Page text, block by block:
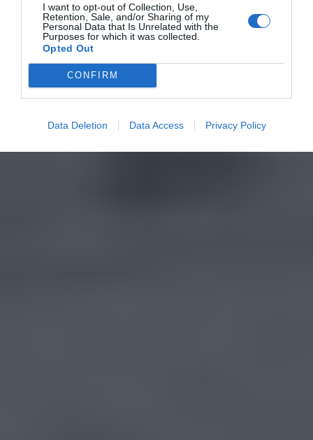
I want to opt-out of Collection, Use,
Retention, Sale, and/or Sharing of my
Personal Data that Is Unrelated with the
Purposes for which it was collected.
Opted Out
CONFIRM
Data Deletion Data Access Privacy Policy